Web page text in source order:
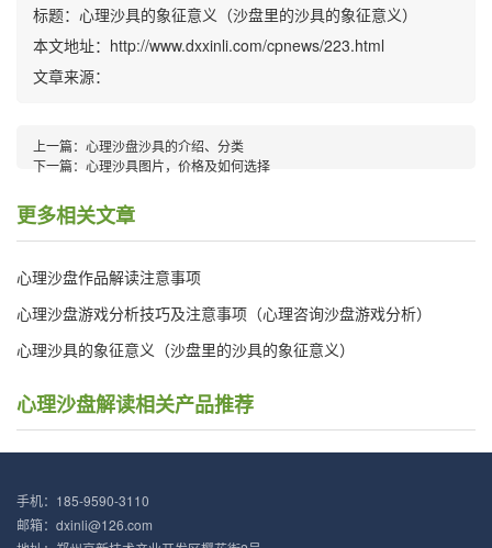
标题：心理沙具的象征意义（沙盘里的沙具的象征意义）
本文地址：http://www.dxxinli.com/cpnews/223.html
文章来源：
上一篇： 心理沙盘沙具的介绍、分类
下一篇： 心理沙具图片，价格及如何选择
更多相关文章
心理沙盘作品解读注意事项
心理沙盘游戏分析技巧及注意事项（心理咨询沙盘游戏分析）
心理沙具的象征意义（沙盘里的沙具的象征意义）
心理沙盘解读相关产品推荐
手机：185-9590-3110
邮箱：dxinli@126.com